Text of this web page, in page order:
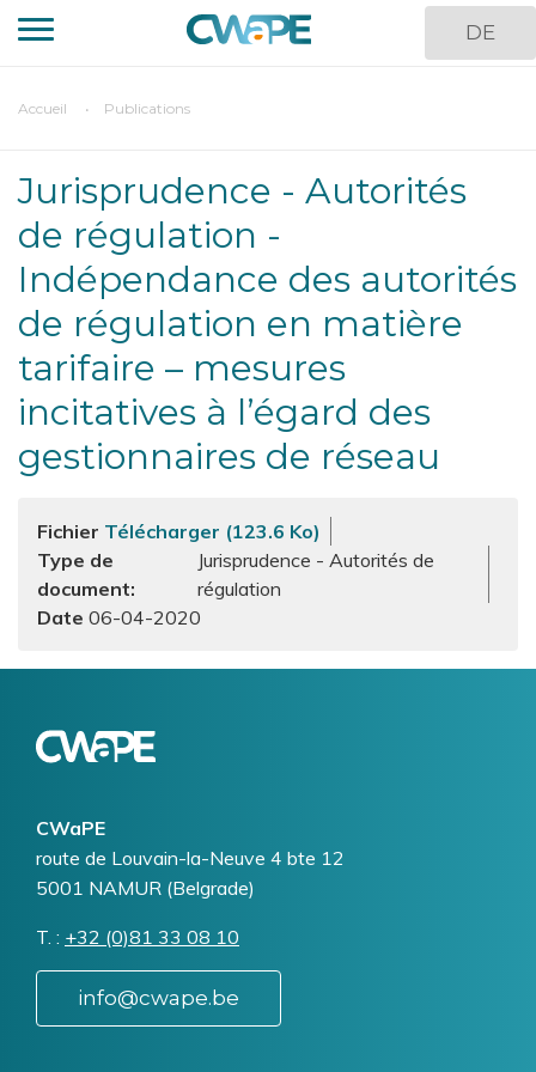
Aller
au
principal
DE
You
here
Accueil Publications
Jurisprudence - Autorités
de régulation -
Indépendance des autorités
de régulation en matière
tarifaire – mesures
incitatives à l’égard des
gestionnaires de réseau
Fichier Télécharger (123.6 Ko)
Type de
document
Jurisprudence - Autorités de
régulation
06-04-2020
CWaPE
Addresse
route de Louvain-la-Neuve 4 bte 12
5001 NAMUR (Belgrade)
T. Téléphone
+32 (0)81 33 08 10
info@cwape.be